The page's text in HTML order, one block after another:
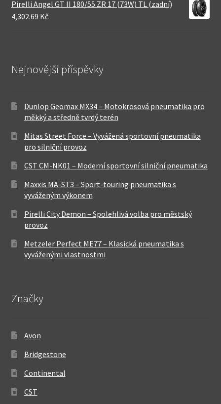
Pirelli Angel GT II 180/55 ZR 17 (73W) TL (zadní)
4,302.69 Kč
Nejnovější příspěvky
Dunlop Geomax MX34 – Motokrosová pneumatika pro
měkký a středně tvrdý terén
Mitas Street Force – Vyvážená sportovní pneumatika
pro silniční provoz
CST CM-NK01 – Moderní sportovní silniční pneumatika
Maxxis MA-ST3 – Sport-touring pneumatika s
vyváženým výkonem
Pirelli City Demon – Spolehlivá volba pro městský
provoz
Metzeler Perfect ME77 – Klasická pneumatika s
vyváženými vlastnostmi
Značky
Avon
Bridgestone
Continental
CST